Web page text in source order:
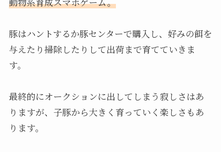
豚はハントするか豚センターで購入し、好みの餌を
与えたり掃除したりして出荷まで育てていきま
す。
最終的にオークションに出してしまう寂しさはあ
りますが、子豚から大きく育っていく楽しさもあ
ります。